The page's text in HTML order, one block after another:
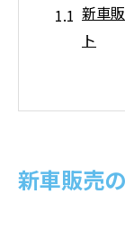
新車
ト
新車
オプショ
新車販売